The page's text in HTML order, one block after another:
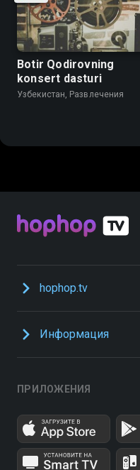
Botir Qodirovning
konsert dasturi
Узбекистан, Развлечения
hophop.tv
Информация
ПРИЛОЖЕНИЯ